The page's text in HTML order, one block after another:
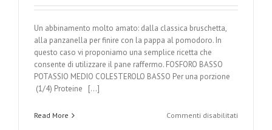
Un abbinamento molto amato: dalla classica bruschetta,
alla panzanella per finire con la pappa al pomodoro. In
questo caso vi proponiamo una semplice ricetta che
consente di utilizzare il pane raffermo. FOSFORO BASSO
POTASSIO MEDIO COLESTEROLO BASSO Per una porzione
(1/4) Proteine [...]
Read More Commenti disabilitati